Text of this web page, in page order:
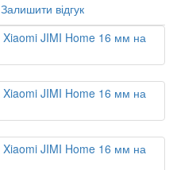
Залишити відгук